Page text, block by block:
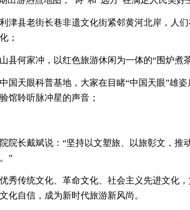
津县老街长巷非遗文化街紧邻黄河北岸，人
；
县何家冲，以红色旅游休闲为一体的“围炉煮
国天眼科普基地，大家在目睹“中国天眼”雄
馆聆听脉冲星的声音；
院长戴斌说：“坚持以文塑旅、以旅彰文，推
”
秀传统文化、革命文化、社会主义先进文化
化自信，成为新时代旅游新风尚。